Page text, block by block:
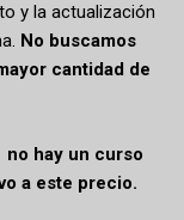
y la actualización
No buscamos
cantidad de
no hay un curso
a este precio.